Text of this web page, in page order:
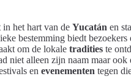
in het hart van de Yucatán en
bestemming biedt
om de lokale tradities te
niet alleen zijn naam maar
en evenementen tegen